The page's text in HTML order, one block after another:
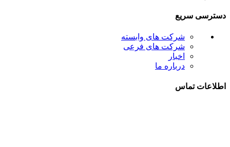
دسترسی سریع
شرکت های وابسته
شرکت های فرعی
اخبار
درباره ما
اطلاعات تماس